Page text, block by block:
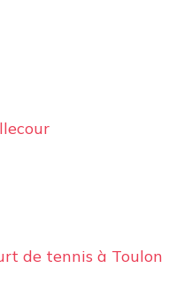
de tennis à Toulon